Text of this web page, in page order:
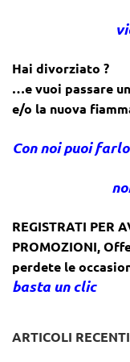
Hai divorziato ?
…e vuoi passare
e/o la nuova
Con noi puoi
REGISTRATI PER
PROMOZIONI,
perdete le
basta un clic
ARTICOLI RECENTI